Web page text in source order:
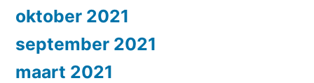
oktober 2021
september 2021
maart 2021